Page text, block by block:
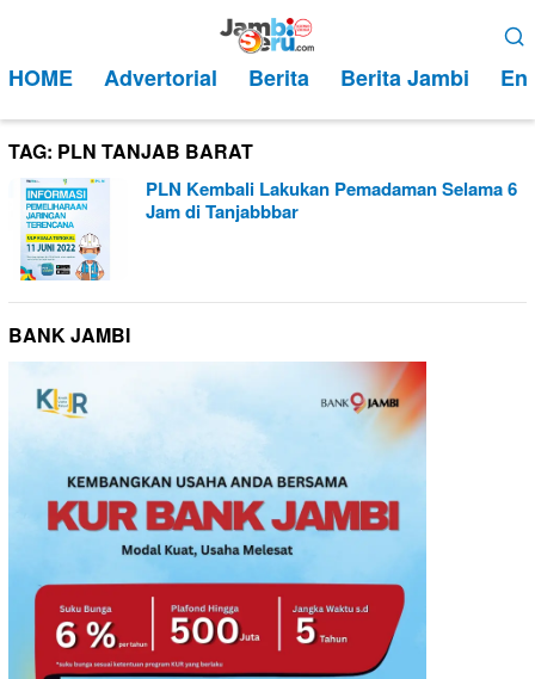
kontenMobile
HOME Advertorial Berita Berita Jambi
TAG: PLN TANJAB BARAT
PLN Kembali Lakukan Pemadaman Selama 6
Jam di Tanjabbbar
BANK JAMBI